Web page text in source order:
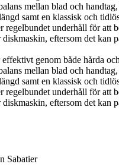
mellan blad och
samt en klassisk och
regelbundet underhåll för att
eftersom det kan
genom både hårda
mellan blad och
samt en klassisk och
regelbundet underhåll för att
eftersom det kan
Sabatier